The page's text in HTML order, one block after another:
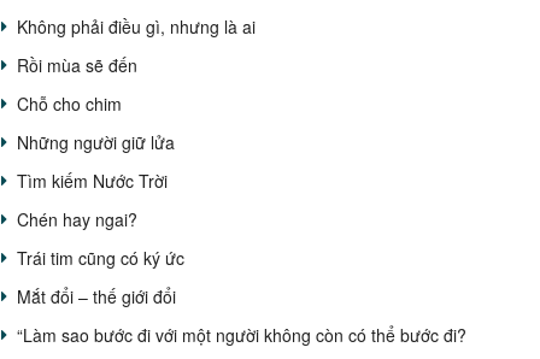
Không phải điều gì, nhưng là ai
Rồi mùa sẽ đến
Chỗ cho chim
Những người giữ lửa
Tìm kiếm Nước Trời
Chén hay ngai?
Trái tim cũng có ký ức
Mắt đổi – thế giới đổi
“Làm sao bước đi với một người không còn có thể bước đi?